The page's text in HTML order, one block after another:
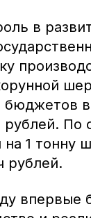
в
бюджетов
рублей. По
на 1 тонну
рублей.
впервые